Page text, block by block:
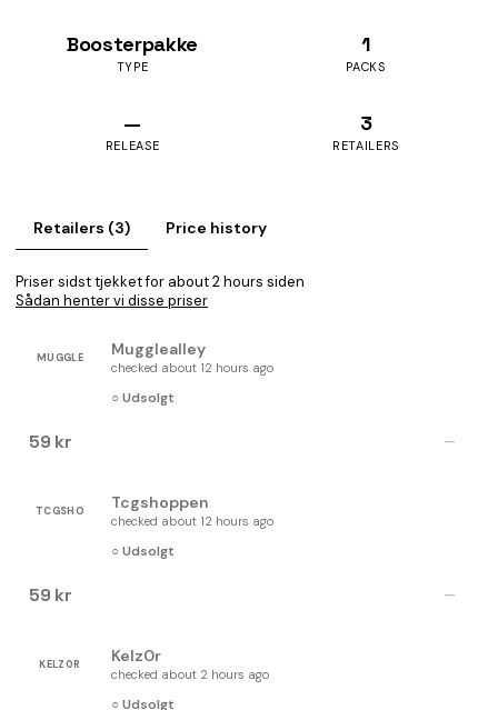
Boosterpakke
TYPE
1
PACKS
—
RELEASE
3
RETAILERS
Retailers (3) Price history
Priser sidst tjekket for about 2 hours siden
Sådan henter vi disse priser
MUGGLE Mugglealley
checked about 12 hours ago
○ Udsolgt
59 kr —
TCGSHO Tcgshoppen
checked about 12 hours ago
○ Udsolgt
59 kr —
KELZ0R Kelz0r
checked about 2 hours ago
○ Udsolgt